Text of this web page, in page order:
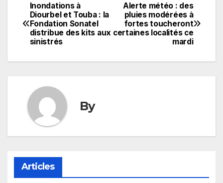
Navigation
de
Alerte météo : des
pluies modérées à
fortes toucheront
certaines localités ce
mardi
Inondations à
Diourbel et Touba : la
Fondation Sonatel
distribue des kits aux
sinistrés
By
Articles